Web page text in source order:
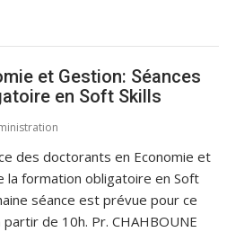
et Gestion: Séances
en Soft Skills
des doctorants en Economie et
la formation obligatoire en Soft
séance est prévue pour ce
de 10h. Pr. CHAHBOUNE